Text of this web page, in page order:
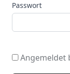
Passwort
Angemeldet